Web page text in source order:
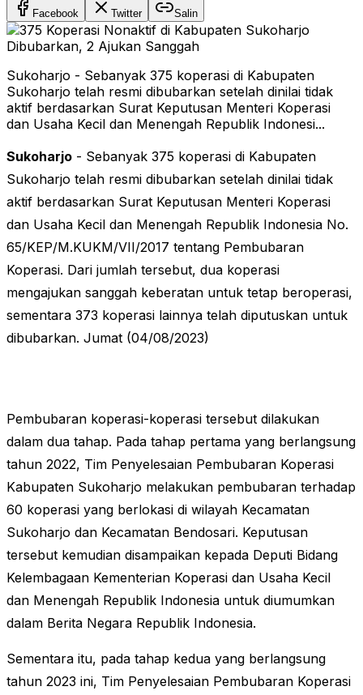
Facebook Twitter Salin
Sukoharjo - Sebanyak 375 koperasi di Kabupaten
Sukoharjo telah resmi dibubarkan setelah dinilai tidak
aktif berdasarkan Surat Keputusan Menteri Koperasi
dan Usaha Kecil dan Menengah Republik Indonesi...
Sukoharjo - Sebanyak 375 koperasi di Kabupaten
Sukoharjo telah resmi dibubarkan setelah dinilai tidak
aktif berdasarkan Surat Keputusan Menteri Koperasi
dan Usaha Kecil dan Menengah Republik Indonesia No.
65/KEP/M.KUKM/VII/2017 tentang Pembubaran
Koperasi. Dari jumlah tersebut, dua koperasi
mengajukan sanggah keberatan untuk tetap beroperasi,
sementara 373 koperasi lainnya telah diputuskan untuk
dibubarkan. Jumat (04/08/2023)
Pembubaran koperasi-koperasi tersebut dilakukan
dalam dua tahap. Pada tahap pertama yang berlangsung
tahun 2022, Tim Penyelesaian Pembubaran Koperasi
Kabupaten Sukoharjo melakukan pembubaran terhadap
60 koperasi yang berlokasi di wilayah Kecamatan
Sukoharjo dan Kecamatan Bendosari. Keputusan
tersebut kemudian disampaikan kepada Deputi Bidang
Kelembagaan Kementerian Koperasi dan Usaha Kecil
dan Menengah Republik Indonesia untuk diumumkan
dalam Berita Negara Republik Indonesia.
Sementara itu, pada tahap kedua yang berlangsung
tahun 2023 ini, Tim Penyelesaian Pembubaran Koperasi